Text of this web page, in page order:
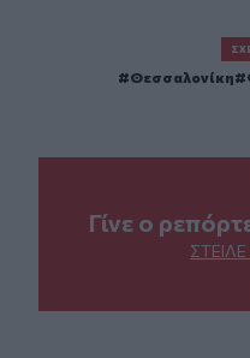
Θεσσαλονίκη
Γίνε ο